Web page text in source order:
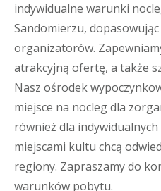
indywidualne warunki
Sandomierzu,
organizatorów.
atrakcyjną ofertę, a także
Nasz ośrodek
miejsce na nocleg dla
również dla
miejscami kultu chcą
regiony. Zapraszamy do
warunków pobytu.